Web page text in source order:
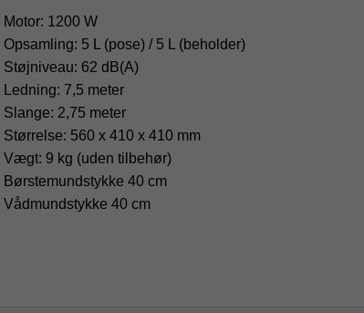
Motor: 1200 W
Opsamling: 5 L (pose) / 5 L (beholder)
Støjniveau: 62 dB(A)
Ledning: 7,5 meter
Slange: 2,75 meter
Størrelse: 560 x 410 x 410 mm
Vægt: 9 kg (uden tilbehør)
Børstemundstykke 40 cm
Vådmundstykke 40 cm